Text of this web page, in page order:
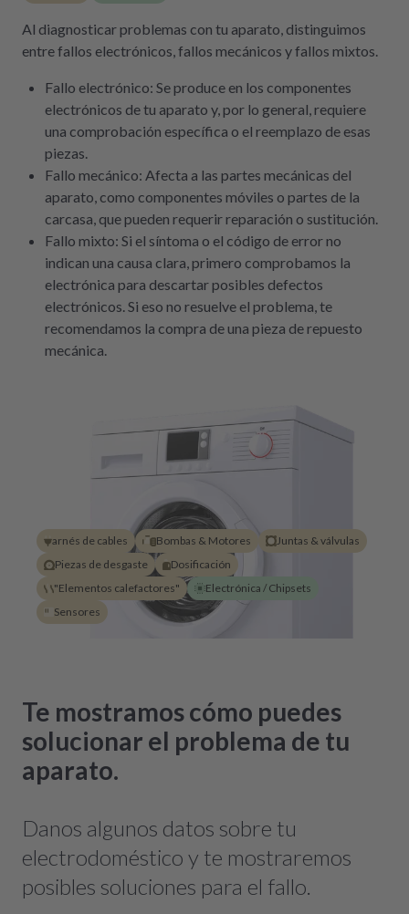
Al diagnosticar problemas con tu aparato, distinguimos
entre fallos electrónicos, fallos mecánicos y fallos mixtos.
Fallo electrónico: Se produce en los componentes
electrónicos de tu aparato y, por lo general, requiere
una comprobación específica o el reemplazo de esas
piezas.
Fallo mecánico: Afecta a las partes mecánicas del
aparato, como componentes móviles o partes de la
carcasa, que pueden requerir reparación o sustitución.
Fallo mixto: Si el síntoma o el código de error no
indican una causa clara, primero comprobamos la
electrónica para descartar posibles defectos
electrónicos. Si eso no resuelve el problema, te
recomendamos la compra de una pieza de repuesto
mecánica.
arnés de cables Bombas & Motores
Juntas & válvulas
Piezas de desgaste
Dosificación
"Elementos calefactores"
Electrónica / Chipsets
Sensores
Te mostramos cómo puedes
solucionar el problema de tu
aparato.
Danos algunos datos sobre tu
electrodoméstico y te mostraremos
posibles soluciones para el fallo.